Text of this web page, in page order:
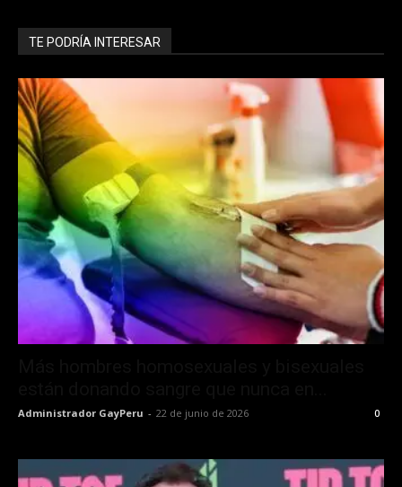
TE PODRÍA INTERESAR
Administrador GayPeru - 22 de junio de 2026 0